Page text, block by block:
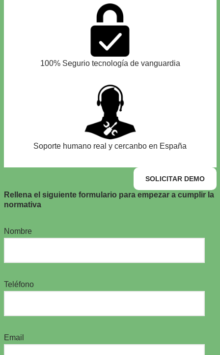
100% Segurio tecnología de vanguardia
Soporte humano real y cercanbo en España
SOLICITAR DEMO
Rellena el siguiente formulario para empezar a cumplir la
normativa
Nombre
Teléfono
Email